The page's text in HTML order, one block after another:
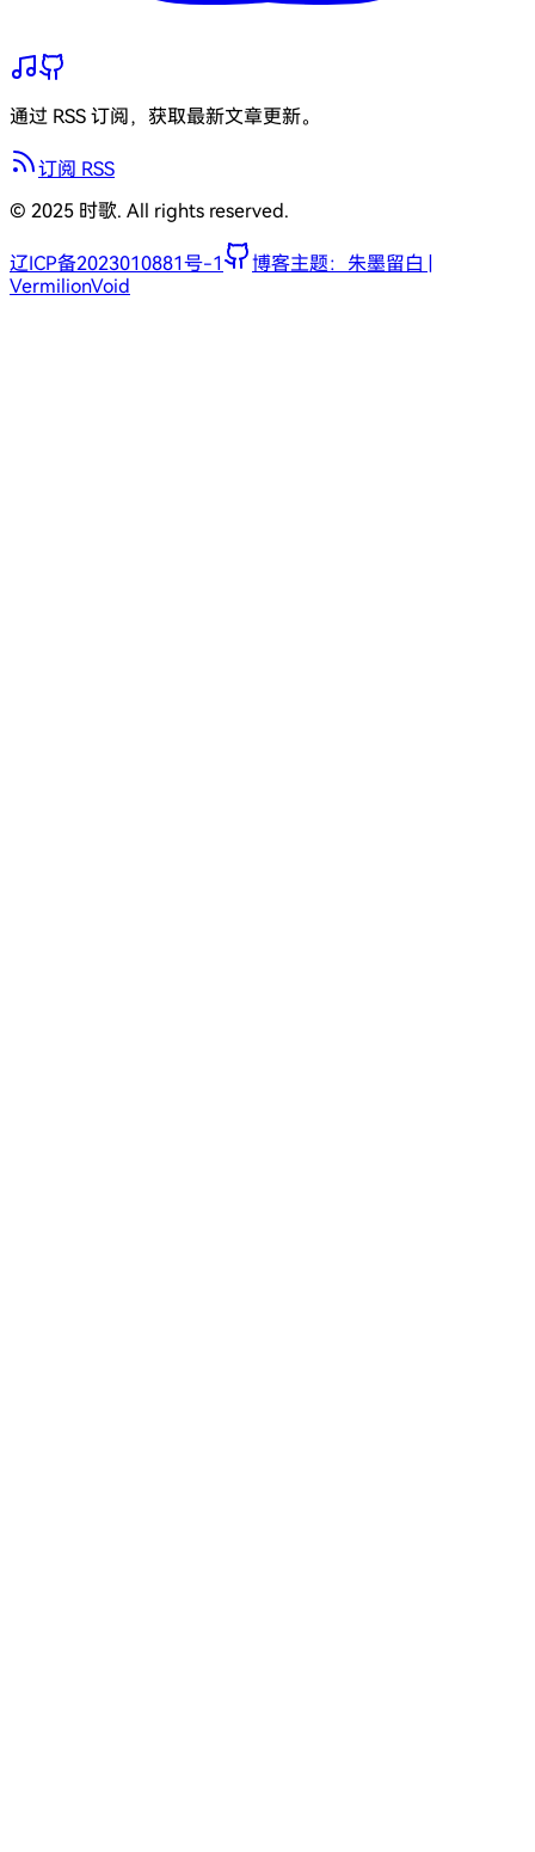
通过 RSS 订阅，获取最新文章更新。
订阅 RSS
© 2025 时歌. All rights reserved.
辽ICP备2023010881号-1
博客主题：朱墨留白 |
VermilionVoid